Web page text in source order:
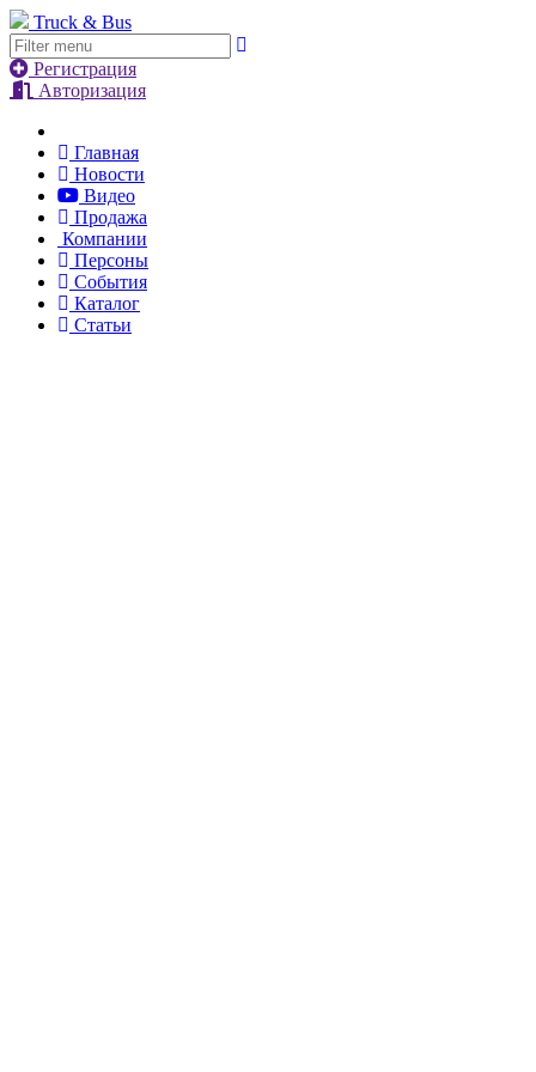
Truck & Bus
Регистрация
Авторизация
Главная
Новости
Видео
Продажа
Компании
Персоны
События
Каталог
Статьи